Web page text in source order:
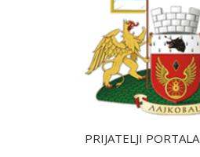
PRIJATELJI PORTALA